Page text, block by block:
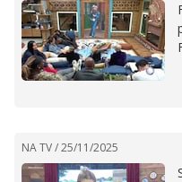
NA TV /25/11/2025